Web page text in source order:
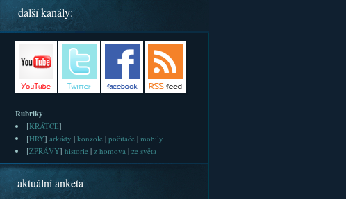
další kanály:
Rubriky:
[KRÁTCE]
[HRY] arkády | konzole| počítače| mobily
[ZPRÁVY] historie| z homova| ze světa
aktuální anketa